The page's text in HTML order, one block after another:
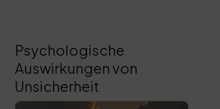
Psychologische
Auswirkungen von
Unsicherheit